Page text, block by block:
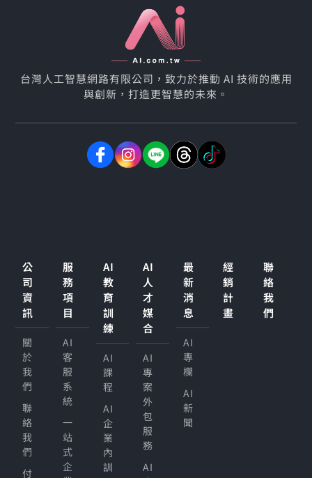
台灣人工智慧網路有限公司，致力於推動 AI 技術的應用
與創新，打造更智慧的未來。
公
司
資
訊
關
於
我
們
聯
絡
我
們
付
服
務
項
目
AI
客
服
系
統
一
站
式
企
AI
教
育
訓
練
AI
課
程
AI
企
業
內
訓
AI
人
才
媒
合
AI
專
案
外
包
服
務
AI
最
新
消
息
AI
專
欄
AI
新
聞
經
銷
計
畫
聯
絡
我
們